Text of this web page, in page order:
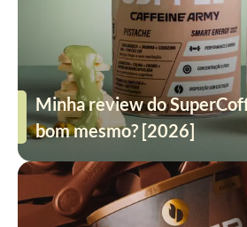
Minha review do
bom mesmo? [2026]